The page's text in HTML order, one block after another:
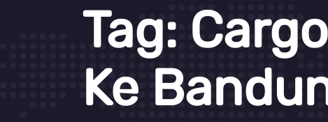
Tag:
Ke